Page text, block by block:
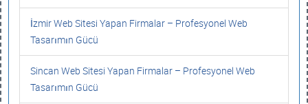
İzmir Web Sitesi Yapan Firmalar – Profesyonel Web
Tasarımın Gücü
Sincan Web Sitesi Yapan Firmalar – Profesyonel Web
Tasarımın Gücü